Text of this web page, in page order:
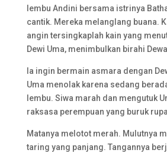
lembu Andini bersama istrinya
cantik. Mereka melanglang buana.
angin tersingkaplah kain yang
Dewi Uma, menimbulkan birahi
Ia ingin bermain asmara dengan
Uma menolak karena sedang
lembu. Siwa marah dan mengutuk
raksasa perempuan yang buruk
Matanya melotot merah. Mulutnya
taring yang panjang. Tangannya